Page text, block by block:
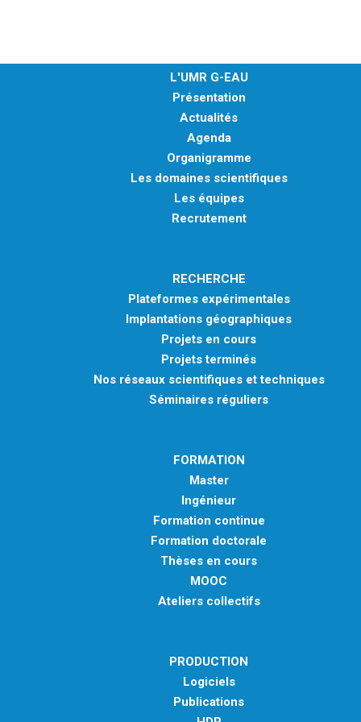
NOTES THÉMATIQUES
L'UMR G-EAU
Présentation
Actualités
Agenda
Organigramme
Les domaines scientifiques
Les équipes
Recrutement
RECHERCHE
Plateformes expérimentales
Implantations géographiques
Projets en cours
Projets terminés
Nos réseaux scientifiques et techniques
Séminaires réguliers
FORMATION
Master
Ingénieur
Formation continue
Formation doctorale
Thèses en cours
MOOC
Ateliers collectifs
PRODUCTION
Logiciels
Publications